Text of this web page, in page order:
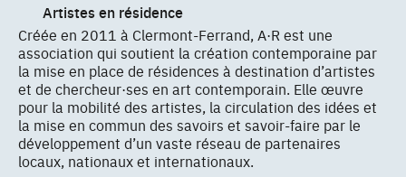
Artistes en résidence
Créée en 2011 à Clermont-Ferrand, A·R est une
association qui soutient la création contemporaine par
la mise en place de résidences à destination d’artistes
et de chercheur·ses en art contemporain. Elle œuvre
pour la mobilité des artistes, la circulation des idées et
la mise en commun des savoirs et savoir-faire par le
développement d’un vaste réseau de partenaires
locaux, nationaux et internationaux.